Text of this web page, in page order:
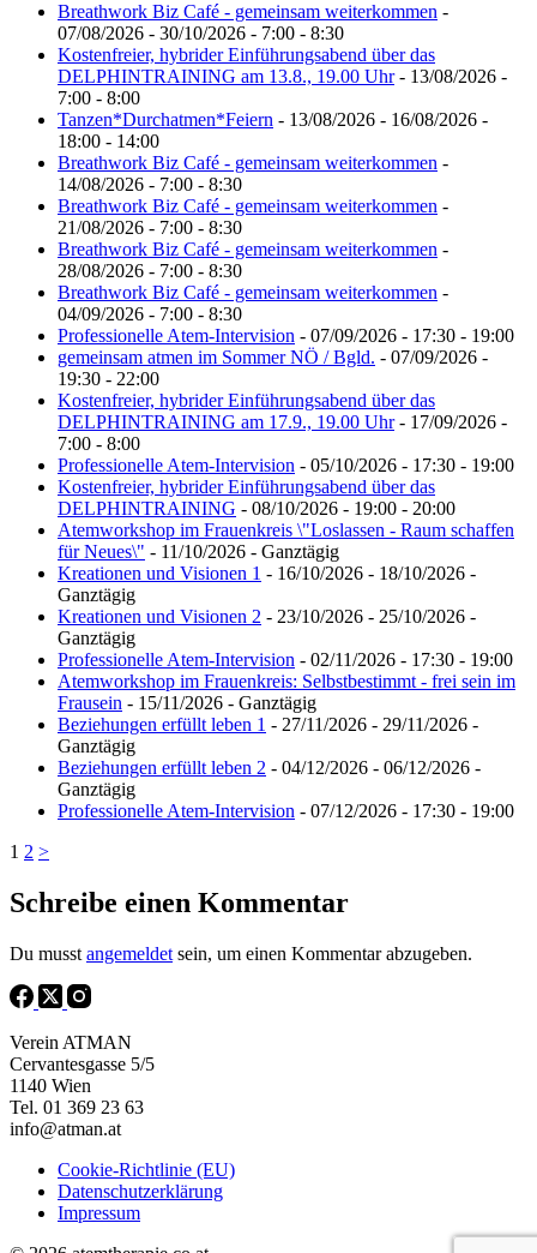
Breathwork Biz Café - gemeinsam weiterkommen -
07/08/2026 - 30/10/2026 - 7:00 - 8:30
Kostenfreier, hybrider Einführungsabend über das
DELPHINTRAINING am 13.8., 19.00 Uhr- 13/08/2026 -
7:00 - 8:00
Tanzen*Durchatmen*Feiern - 13/08/2026 - 16/08/2026 -
18:00 - 14:00
Breathwork Biz Café - gemeinsam weiterkommen -
14/08/2026 - 7:00 - 8:30
Breathwork Biz Café - gemeinsam weiterkommen -
21/08/2026 - 7:00 - 8:30
Breathwork Biz Café - gemeinsam weiterkommen -
28/08/2026 - 7:00 - 8:30
Breathwork Biz Café - gemeinsam weiterkommen -
04/09/2026 - 7:00 - 8:30
Professionelle Atem-Intervision - 07/09/2026 - 17:30 - 19:00
gemeinsam atmen im Sommer NÖ / Bgld. - 07/09/2026 -
19:30 - 22:00
Kostenfreier, hybrider Einführungsabend über das
DELPHINTRAINING am 17.9., 19.00 Uhr- 17/09/2026 -
7:00 - 8:00
Professionelle Atem-Intervision - 05/10/2026 - 17:30 - 19:00
Kostenfreier, hybrider Einführungsabend über das
DELPHINTRAINING - 08/10/2026 - 19:00 - 20:00
Atemworkshop im Frauenkreis \"Loslassen - Raum schaffen
für Neues\" - 11/10/2026 - Ganztägig
Kreationen und Visionen 1 - 16/10/2026 - 18/10/2026 -
Ganztägig
Kreationen und Visionen 2 - 23/10/2026 - 25/10/2026 -
Ganztägig
Professionelle Atem-Intervision - 02/11/2026 - 17:30 - 19:00
Atemworkshop im Frauenkreis: Selbstbestimmt - frei sein im
Frausein - 15/11/2026 - Ganztägig
Beziehungen erfüllt leben 1 - 27/11/2026 - 29/11/2026 -
Ganztägig
Beziehungen erfüllt leben 2 - 04/12/2026 - 06/12/2026 -
Ganztägig
Professionelle Atem-Intervision - 07/12/2026 - 17:30 - 19:00
1 2 >
Schreibe einen Kommentar
Du musst angemeldet sein, um einen Kommentar abzugeben.
Verein ATMAN
Cervantesgasse 5/5
1140 Wien
Tel. 01 369 23 63
info@atman.at
Cookie-Richtlinie (EU)
Datenschutzerklärung
Impressum